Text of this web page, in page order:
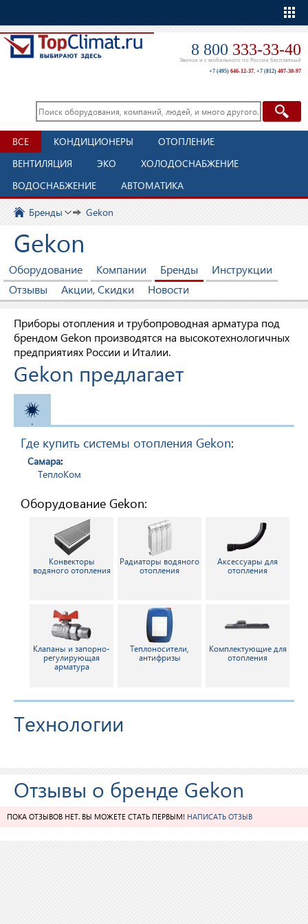
8 800 333-33-40
Звонок и с мобильного по России бесплатный
+7 (495) 646-12-37, +7 (812) 407-30-97
ВСЕ КОНДИЦИОНЕРЫ
ОТОПЛЕНИЕ
ВЕНТИЛЯЦИЯ
ЭКО
ХОЛОДОСНАБЖЕНИЕ
ВОДОСНАБЖЕНИЕ
АВТОМАТИКА
Бренды Gekon
Gekon
Оборудование Компании Бренды
Инструкции
Отзывы
Акции, Скидки Новости
Приборы отопления и трубопроводная арматура под
брендом Gekon производятся на высокотехнологичных
предприятиях России и Италии.
Gekon предлагает
Где купить системы отопления Gekon:
Самара:
ТеплоКом
Оборудование Gekon:
Конвекторы
водяного отопления
Радиаторы водяного
отопления
Аксессуары для
отопления
Клапаны и запорно-
регулирующая
арматура
Теплоносители,
антифризы
Комплектующие для
отопления
Технологии
Отзывы о бренде Gekon
ПОКА ОТЗЫВОВ НЕТ. ВЫ МОЖЕТЕ СТАТЬ ПЕРВЫМ! НАПИСАТЬ ОТЗЫВ